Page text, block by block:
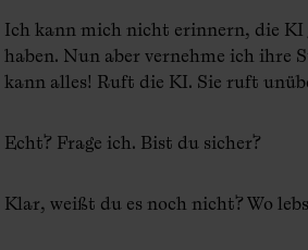
Ich kann mich nicht erinnern, die KI
haben. Nun aber vernehme ich ihre
kann alles! Ruft die KI. Sie ruft
Echt? Frage ich. Bist du sicher?
Klar, weißt du es noch nicht? Wo